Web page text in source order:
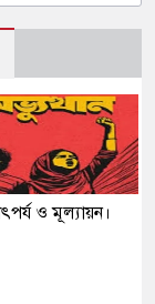
ও মূল্যায়ন।